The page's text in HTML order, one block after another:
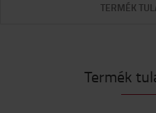
TERMÉK
Termék